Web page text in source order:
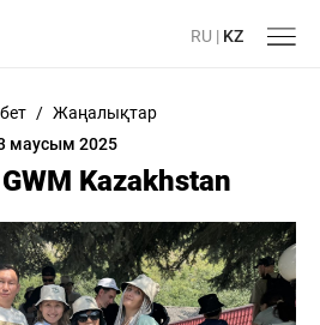
RU | KZ
/ Жаңалықтар
маусым 2025
Kazakhstan